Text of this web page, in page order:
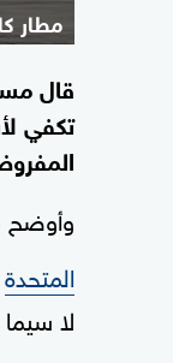
مطار
قال
تكفي
المتحدة
لا سيما